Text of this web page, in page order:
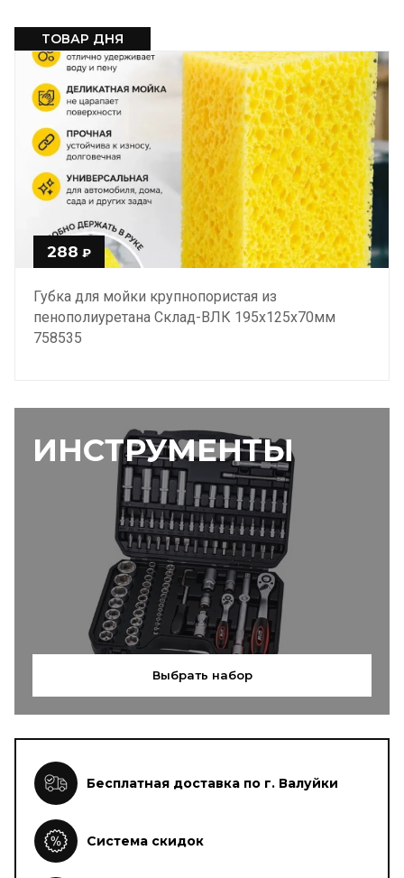
ТОВАР ДНЯ
288 ₽
Губка для мойки крупнопористая из
пенополиуретана Склад-ВЛК 195х125х70мм
758535
ИНСТРУМЕНТЫ
Выбрать набор
Бесплатная доставка по г. Валуйки
Система скидок